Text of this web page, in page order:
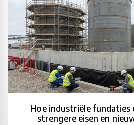
Hoe industriële
strengere eisen en